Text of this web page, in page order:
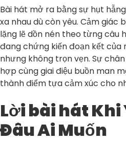
Bài hát mở ra bằng sự hụt
xa nhau dù còn yêu. Cảm giác
lặng lẽ dồn nén theo từng câu
đang chứng kiến đoạn kết của
nhưng không trọn vẹn. Sự
hợp cùng giai điệu buồn man
thành điểm tựa cảm xúc cho
Lời bài hát Khi
Đâu Ai Muốn